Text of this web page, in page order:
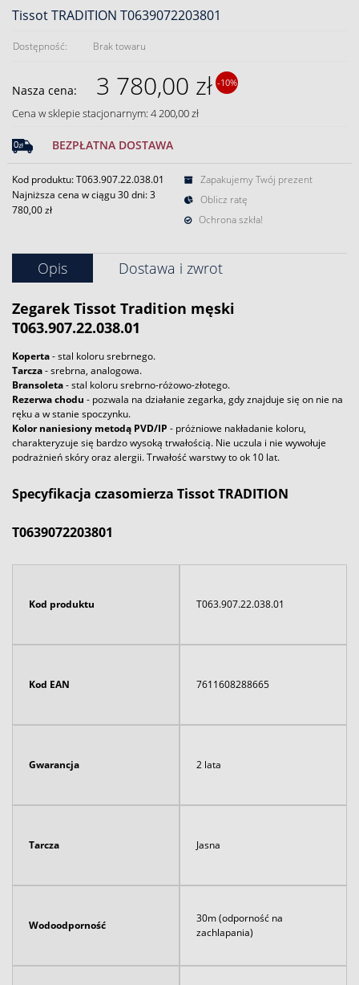
Tissot TRADITION T0639072203801
Dostępność: Brak towaru
Nasza cena: 3 780,00 zł -10%
Cena w sklepie stacjonarnym: 4 200,00 zł
BEZPŁATNA DOSTAWA
Kod produktu: T063.907.22.038.01
Najniższa cena w ciągu 30 dni:3
780,00 zł
Zapakujemy Twój prezent
Oblicz ratę
Ochrona szkła!
Opis Dostawa i zwrot
Zegarek Tissot Tradition męski
T063.907.22.038.01
Koperta- stal koloru srebrnego.
Tarcza- srebrna, analogowa.
Bransoleta- stal koloru srebrno-różowo-złotego.
Rezerwa chodu - pozwala na działanie zegarka, gdy znajduje się on nie na
ręku a w stanie spoczynku.
Kolor naniesiony metodą PVD/IP - próżniowe nakładanie koloru,
charakteryzuje się bardzo wysoką trwałością. Nie uczula i nie wywołuje
podrażnień skóry oraz alergii. Trwałość warstwy to ok 10 lat.
Specyfikacja czasomierza Tissot TRADITION
T0639072203801
Kod produktu T063.907.22.038.01
Kod EAN 7611608288665
Gwarancja 2 lata
Tarcza Jasna
Wodoodporność
30m (odporność na
zachlapania)